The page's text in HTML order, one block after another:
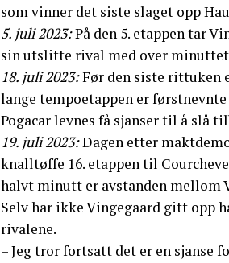
som vinner det siste slaget opp
5. juli 2023:På den 5. etappen tar
sin utslitte rival med over
18. juli 2023:Før den siste rittuken
lange tempoetappen er
Pogacar levnes få sjanser til å slå
19. juli 2023:Dagen etter
knalltøffe 16. etappen til
halvt minutt er avstanden mellom
Selv har ikke Vingegaard gitt opp
rivalene.
– Jeg tror fortsatt det er en sjanse